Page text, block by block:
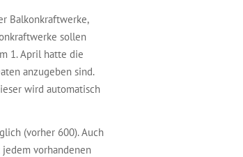
Balkonkraftwerke,
sollen
1. April hatte die
anzugeben sind.
wird automatisch
(vorher 600). Auch
vorhandenen